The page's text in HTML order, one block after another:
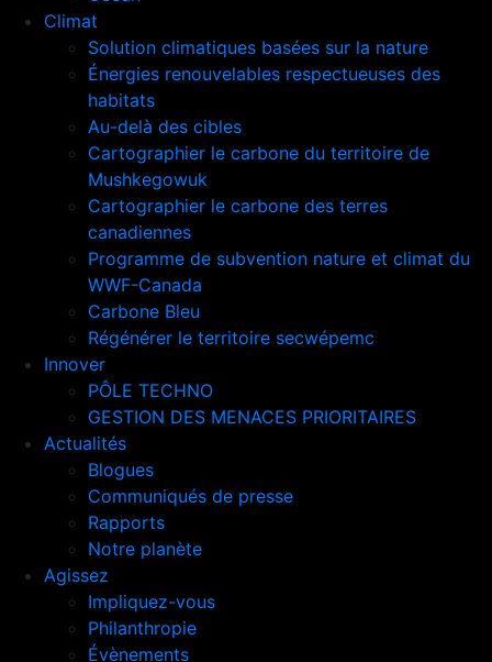
Climat
Solution climatiques basées sur la nature
Énergies renouvelables respectueuses des
habitats
Au-delà des cibles
Cartographier le carbone du territoire de
Mushkegowuk
Cartographier le carbone des terres
canadiennes
Programme de subvention nature et climat du
WWF-Canada
Carbone Bleu
Régénérer le territoire secwépemc
Innover
PÔLE TECHNO
GESTION DES MENACES PRIORITAIRES
Actualités
Blogues
Communiqués de presse
Rapports
Notre planète
Agissez
Impliquez-vous
Philanthropie
Évènements